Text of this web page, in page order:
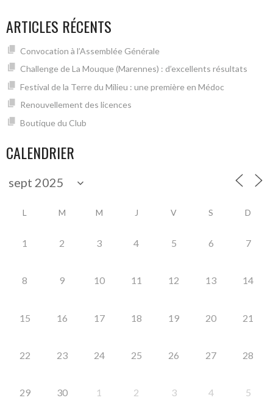
ARTICLES RÉCENTS
Convocation à l’Assemblée Générale
Challenge de La Mouque (Marennes) : d’excellents résultats
Festival de la Terre du Milieu : une première en Médoc
Renouvellement des licences
Boutique du Club
CALENDRIER
L M M J V S D
1 2 3 4 5 6 7
8 9 10 11 12 13 14
15 16 17 18 19 20 21
22 23 24 25 26 27 28
29 30 1 2 3 4 5